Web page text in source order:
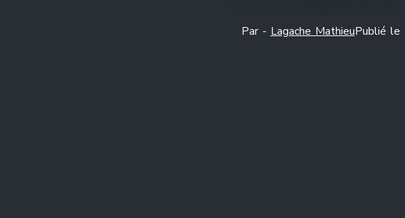
Par - Lagache MathieuPublié le